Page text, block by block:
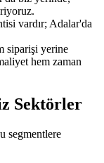
vardır; Adalar'da
siparişi yerine
hem zaman
Sektörler
segmentlere